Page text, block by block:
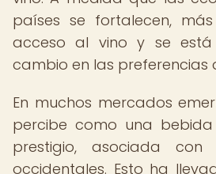
países se fortalecen,
acceso al vino y se está
cambio en las preferencias
En muchos mercados
percibe como una
prestigio, asociada
occidentales. Esto ha